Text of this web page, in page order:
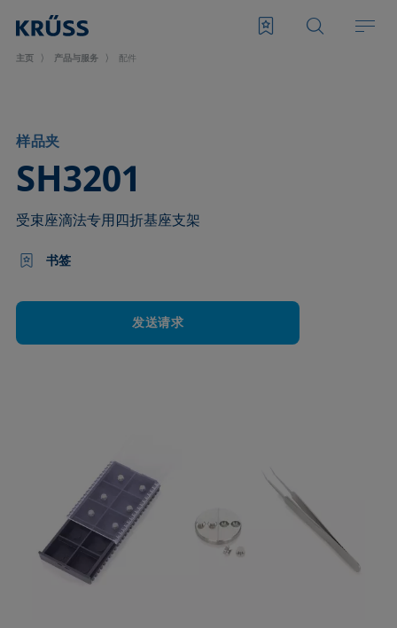
主页 产品与服务 配件
样品夹
SH3201
–
受束座滴法专用四折基座支架
书签
发送请求